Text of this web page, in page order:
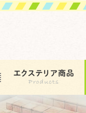
エクステリア商品